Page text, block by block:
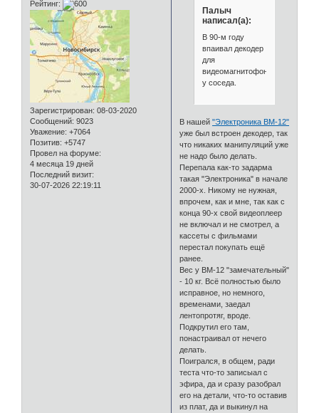
Рейтинг:
Зарегистрирован: 08-03-2020
Сообщений: 9023
Уважение: +7064
Позитив: +5747
Провел на форуме:
4 месяца 19 дней
Последний визит:
30-07-2026 22:19:11
Палыч
написал(а):
В 90-м году
впаивал декодер
для
видеомагнитофона
у соседа.
В нашей"Электроника ВМ-12"
уже был встроен декодер, так
что никаких манипуляций уже
не надо было делать.
Перепала как-то задарма
такая "Электроника" в начале
2000-х. Никому не нужная,
впрочем, как и мне, так как с
конца 90-х свой видеоплеер
не включал и не смотрел, а
кассеты с фильмами
перестал покупать ещё
ранее.
Вес у ВМ-12 "замечательный"
- 10 кг. Всё полностью было
исправное, но немного,
временами, заедал
лентопротяг, вроде.
Подкрутил его там,
понастраивал от нечего
делать.
Поигрался, в общем, ради
теста что-то записыал с
эфира, да и сразу разобрал
его на детали, что-то оставив
из плат, да и выкинул на